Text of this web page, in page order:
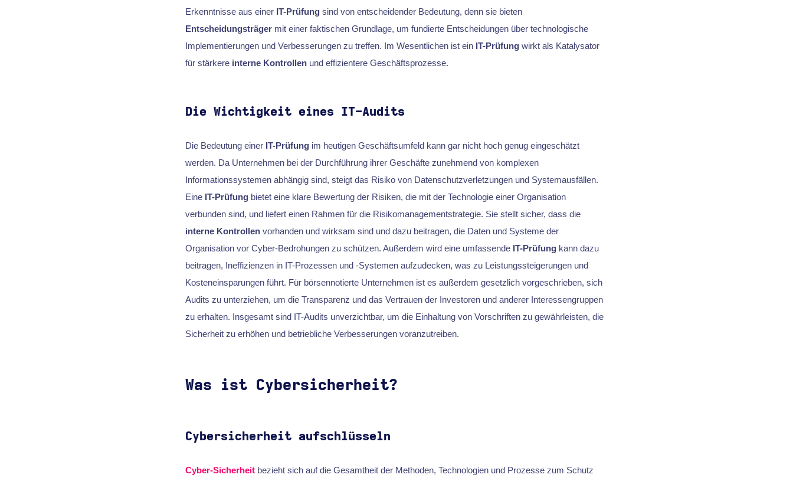
Erkenntnisse aus einer IT-Prüfungsind von entscheidender Bedeutung, denn sie bieten
Entscheidungsträgermit einer faktischen Grundlage, um fundierte Entscheidungen über technologische
Implementierungen und Verbesserungen zu treffen. Im Wesentlichen ist ein IT-Prüfungwirkt als Katalysator
für stärkere interne Kontrollenund effizientere Geschäftsprozesse.
Die Wichtigkeit eines IT-Audits
Die Bedeutung einer IT-Prüfungim heutigen Geschäftsumfeld kann gar nicht hoch genug eingeschätzt
werden. Da Unternehmen bei der Durchführung ihrer Geschäfte zunehmend von komplexen
Informationssystemen abhängig sind, steigt das Risiko von Datenschutzverletzungen und Systemausfällen.
Eine IT-Prüfungbietet eine klare Bewertung der Risiken, die mit der Technologie einer Organisation
verbunden sind, und liefert einen Rahmen für die Risikomanagementstrategie. Sie stellt sicher, dass die
interne Kontrollenvorhanden und wirksam sind und dazu beitragen, die Daten und Systeme der
Organisation vor Cyber-Bedrohungen zu schützen. Außerdem wird eine umfassende IT-Prüfungkann dazu
beitragen, Ineffizienzen in IT-Prozessen und -Systemen aufzudecken, was zu Leistungssteigerungen und
Kosteneinsparungen führt. Für börsennotierte Unternehmen ist es außerdem gesetzlich vorgeschrieben, sich
Audits zu unterziehen, um die Transparenz und das Vertrauen der Investoren und anderer Interessengruppen
zu erhalten. Insgesamt sind IT-Audits unverzichtbar, um die Einhaltung von Vorschriften zu gewährleisten, die
Sicherheit zu erhöhen und betriebliche Verbesserungen voranzutreiben.
Was ist Cybersicherheit?
Cybersicherheit aufschlüsseln
Cyber-Sicherheitbezieht sich auf die Gesamtheit der Methoden, Technologien und Prozesse zum Schutz